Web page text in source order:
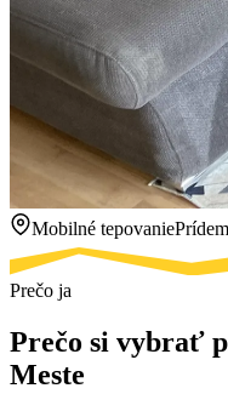
Mobilné tepovanie
Prečo ja
Prečo si vybrať
Meste